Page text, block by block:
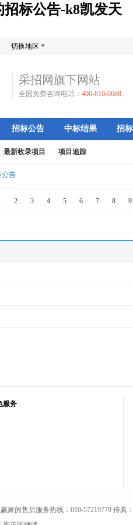
招标公告-k8凯发天
切换地区
采招网旗下网站
全国免费咨询电话： 400-810-9688
招标公告 中标结果 招
最新收录项目 项目追踪
公告
2 3 4 5 6 7 8 9
服务
家的售后服务热线：010-57219779 传真